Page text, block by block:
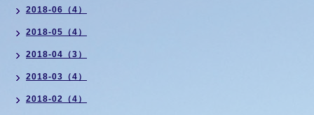
2018-06（4）
2018-05（4）
2018-04（3）
2018-03（4）
2018-02（4）